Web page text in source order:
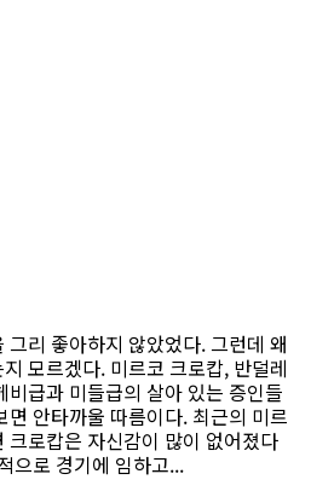
리 좋아하지 않았었다. 그런데 왜
모르겠다. 미르코 크로캅, 반덜레
급과 미들급의 살아 있는 증인들
안타까울 따름이다. 최근의 미르
로캅은 자신감이 많이 없어졌다
으로 경기에 임하고...